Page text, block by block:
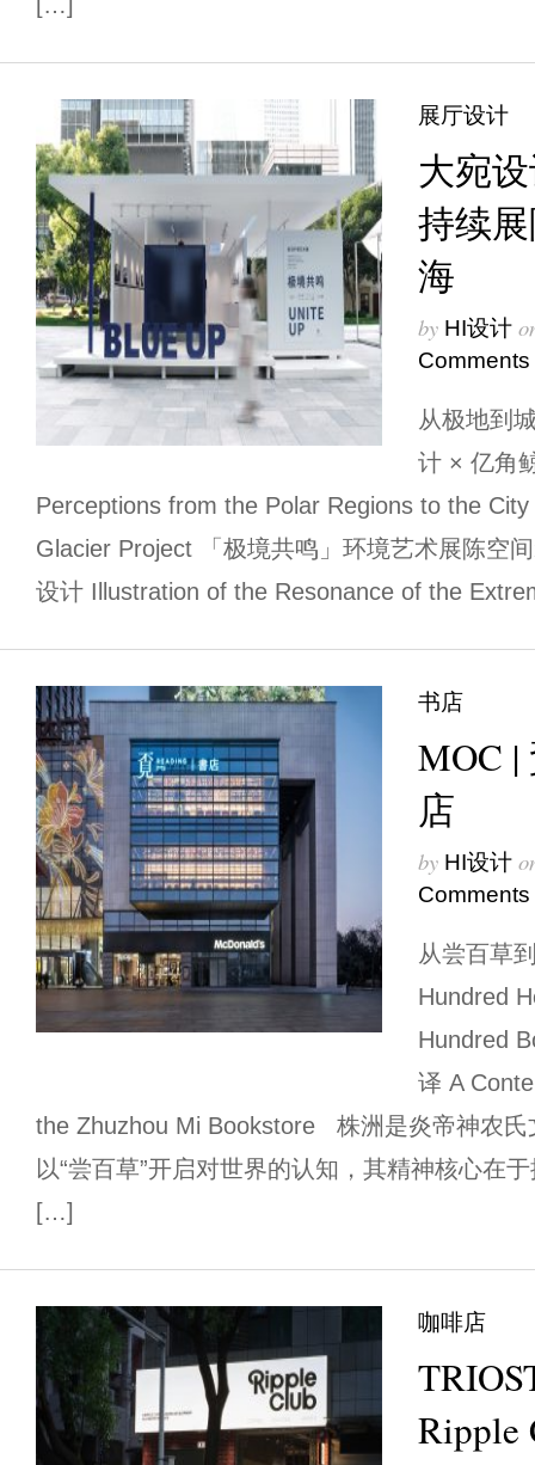
展厅设计
大宛
持续
海
by HI设计
Comments
从极地到
计 × 亿角
Perceptions from the Polar Regions to the
Glacier Project 「极境共鸣」环境艺术展陈空
设计 Illustration of the Resonance of the
书店
MOC |
店
by HI设计
Comments
从尝百草
Hundred
Hundred
译 A
the Zhuzhou Mi Bookstore 株洲是炎帝神农氏
以“尝百草”开启对世界的认知，其精神核心在
[…]
咖啡店
Ripple